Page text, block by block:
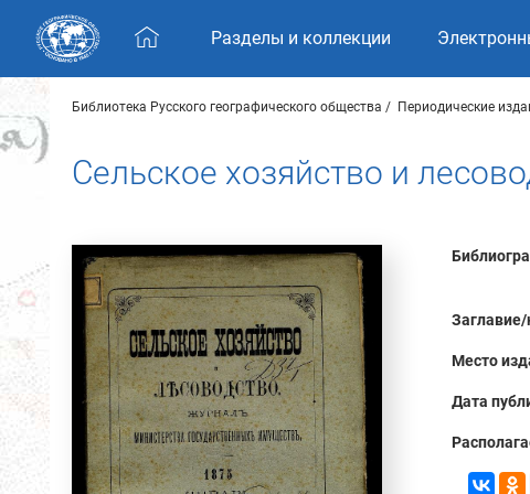
Skip navigation
Разделы и коллекции
Библиотека Русского географического общества Периодические
Сельское хозяйство и
Заглавие/
Место
Дата